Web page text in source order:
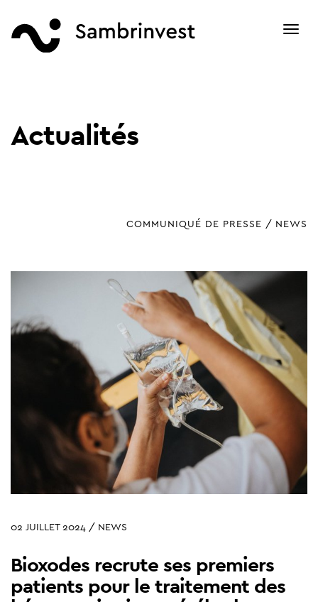
Actualités
COMMUNIQUÉ DE PRESSE NEWS
02 JUILLET 2024 / NEWS
Bioxodes recrute ses premiers
patients pour le traitement des